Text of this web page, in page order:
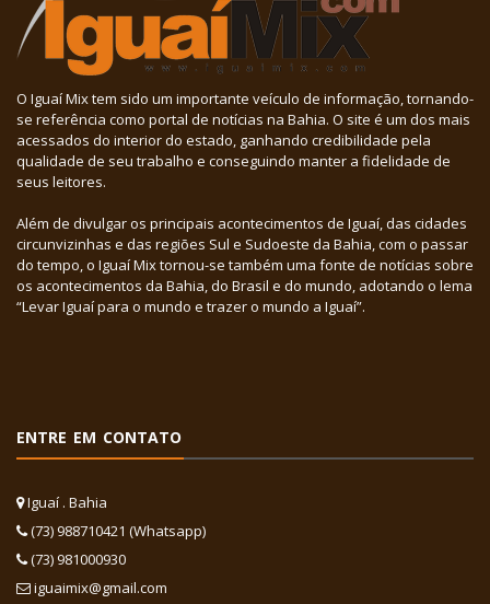
O Iguaí Mix tem sido um importante veículo de informação, tornando-
se referência como portal de notícias na Bahia. O site é um dos mais
acessados do interior do estado, ganhando credibilidade pela
qualidade de seu trabalho e conseguindo manter a fidelidade de
seus leitores.
Além de divulgar os principais acontecimentos de Iguaí, das cidades
circunvizinhas e das regiões Sul e Sudoeste da Bahia, com o passar
do tempo, o Iguaí Mix tornou-se também uma fonte de notícias sobre
os acontecimentos da Bahia, do Brasil e do mundo, adotando o lema
“Levar Iguaí para o mundo e trazer o mundo a Iguaí”.
ENTRE EM CONTATO
Iguaí . Bahia
(73) 988710421 (Whatsapp)
(73) 981000930
iguaimix@gmail.com